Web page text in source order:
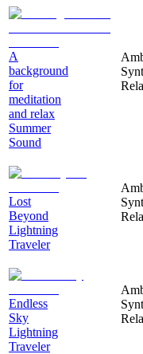
A
background
for
meditation
and relax
Summer
Sound
Lost
Beyond
Lightning
Traveler
Endless
Sky
Lightning
Traveler